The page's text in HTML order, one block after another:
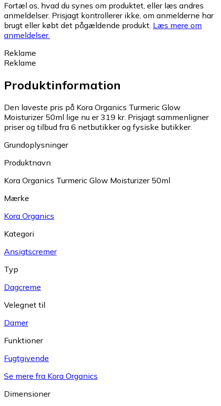
Fortæl os, hvad du synes om produktet, eller læs andres
anmeldelser. Prisjagt kontrollerer ikke, om anmelderne har
brugt eller købt det pågældende produkt. Læs mere om
anmeldelser.
Reklame
Reklame
Produktinformation
Den laveste pris på Kora Organics Turmeric Glow
Moisturizer 50ml lige nu er 319 kr. Prisjagt sammenligner
priser og tilbud fra 6 netbutikker og fysiske butikker.
Grundoplysninger
Produktnavn
Kora Organics Turmeric Glow Moisturizer 50ml
Mærke
Kora Organics
Kategori
Ansigtscremer
Typ
Dagcreme
Velegnet til
Damer
Funktioner
Fugtgivende
Se mere fra Kora Organics
Dimensioner